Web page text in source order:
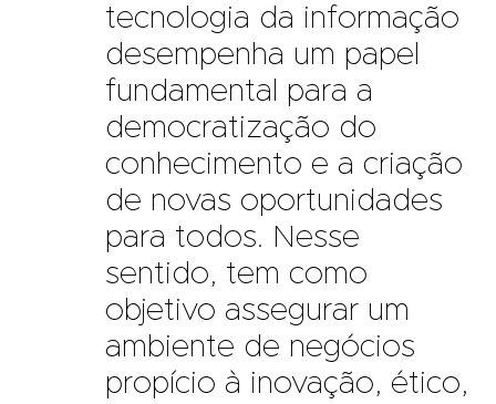
tecnologia da informação
desempenha um papel
fundamental para a
democratização do
conhecimento e a criação
de novas oportunidades
para todos. Nesse
sentido, tem como
objetivo assegurar um
ambiente de negócios
propício à inovação, ético,